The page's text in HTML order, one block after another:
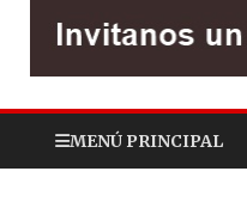
MENÚ PRINCIPAL